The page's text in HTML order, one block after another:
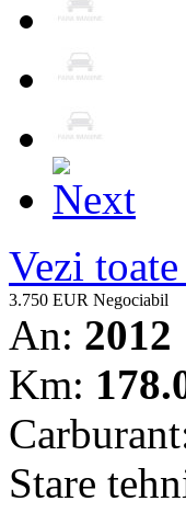
Vezi
3.750 EUR Negociabil
An: 2012
Km:
Stare